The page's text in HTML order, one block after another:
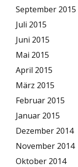
September 2015
Juli 2015
Juni 2015
Mai 2015
April 2015
März 2015
Februar 2015
Januar 2015
Dezember 2014
November 2014
Oktober 2014